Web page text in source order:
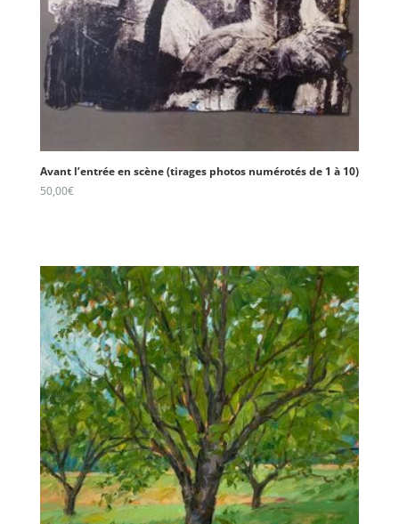
Avant l’entrée en scène (tirages photos numérotés de 1 à 10)
50,00€